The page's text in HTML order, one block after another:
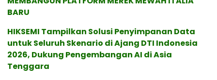
BARU
HIKSEMI Tampilkan Solusi Penyimpanan Data
untuk Seluruh Skenario di Ajang DTI Indonesia
2026, Dukung Pengembangan AI di Asia
Tenggara